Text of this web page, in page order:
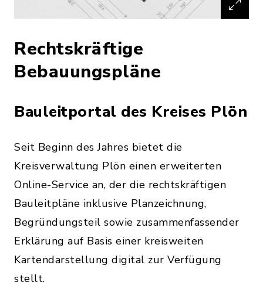
Rechtskräftige
Bebauungspläne
Bauleitportal des Kreises Plön
Seit Beginn des Jahres bietet die
Kreisverwaltung Plön einen erweiterten
Online-Service an, der die rechtskräftigen
Bauleitpläne inklusive Planzeichnung,
Begründungsteil sowie zusammenfassender
Erklärung auf Basis einer kreisweiten
Kartendarstellung digital zur Verfügung
stellt.